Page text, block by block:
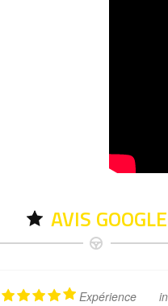
AVIS GOOGLE
Expérience